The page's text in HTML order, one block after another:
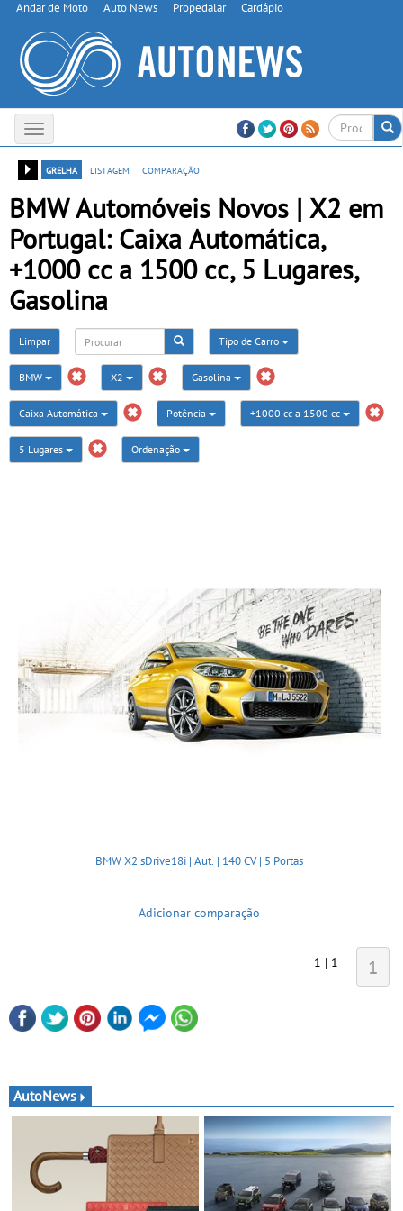
Andar de Moto Auto News Propedalar Cardápio
Toggle
navigation
grelha
listagem comparação
BMW Automóveis Novos | X2 em
Portugal: Caixa Automática,
+1000 cc a 1500 cc, 5 Lugares,
Gasolina
Limpar Tipo de Carro
BMW X2 Gasolina
Caixa Automática Potência +1000 cc a 1500 cc
5 Lugares Ordenação
BMW X2 sDrive18i | Aut. | 140 CV | 5 Portas
Adicionar comparação
1 | 1 1
AutoNews